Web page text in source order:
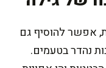
אפשר להוסיף גם
נהדר בטעמים.